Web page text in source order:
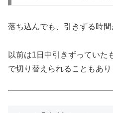
落ち込んでも、引きずる時
以前は1日中引きずっていた
で切り替えられることもあり